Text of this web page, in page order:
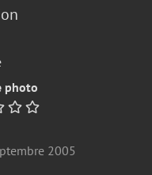
photo
2005